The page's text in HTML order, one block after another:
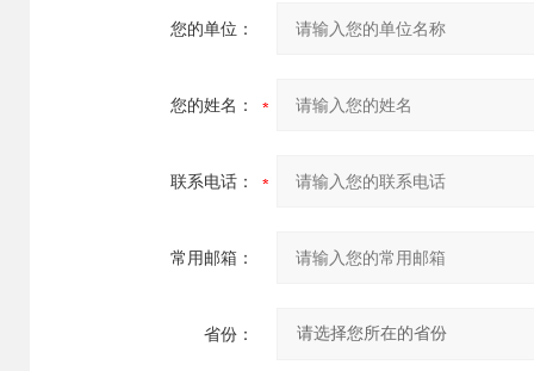
您的单位：
您的姓名：
联系电话：
常用邮箱：
省份：